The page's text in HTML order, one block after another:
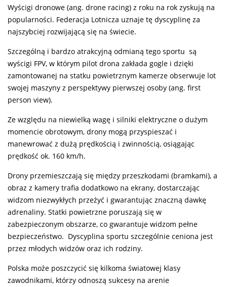
Wyścigi dronowe (ang. drone racing) z roku na rok zyskują na
popularności. Federacja Lotnicza uznaje tę dyscyplinę za
najszybciej rozwijającą się na świecie.
Szczególną i bardzo atrakcyjną odmianą tego sportu są
wyścigi FPV, w którym pilot drona zakłada gogle i dzięki
zamontowanej na statku powietrznym kamerze obserwuje lot
swojej maszyny z perspektywy pierwszej osoby (ang. first
person view).
Ze względu na niewielką wagę i silniki elektryczne o dużym
momencie obrotowym, drony mogą przyspieszać i
manewrować z dużą prędkością i zwinnością, osiągając
prędkość ok. 160 km/h.
Drony przemieszczają się między przeszkodami (bramkami), a
obraz z kamery trafia dodatkowo na ekrany, dostarczając
widzom niezwykłych przeżyć i gwarantując znaczną dawkę
adrenaliny. Statki powietrzne poruszają się w
zabezpieczonym obszarze, co gwarantuje widzom pełne
bezpieczeństwo. Dyscyplina sportu szczególnie ceniona jest
przez młodych widzów oraz ich rodziny.
Polska może poszczycić się kilkoma światowej klasy
zawodnikami, którzy odnoszą sukcesy na arenie